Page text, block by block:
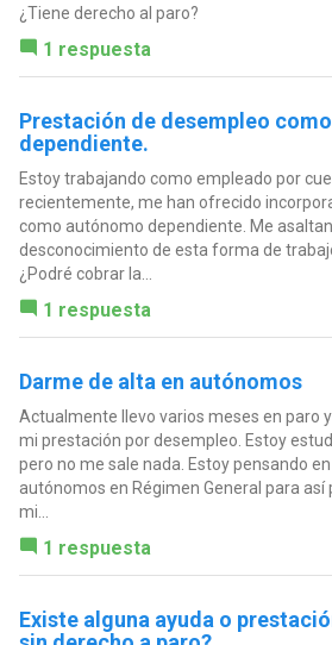
¿Tiene derecho al paro?
1 respuesta
Prestación de desempleo
dependiente.
Estoy trabajando como empleado por
recientemente, me han ofrecido
como autónomo dependiente. Me
desconocimiento de esta forma de
¿Podré cobrar la...
1 respuesta
Darme de alta en autónomos
Actualmente llevo varios meses en paro
mi prestación por desempleo. Estoy
pero no me sale nada. Estoy pensando
autónomos en Régimen General para
mi...
1 respuesta
Existe alguna ayuda o